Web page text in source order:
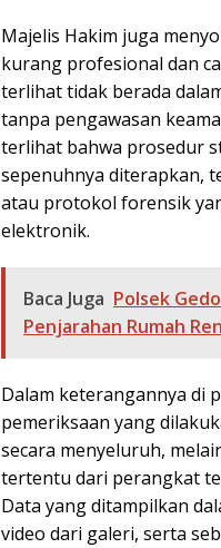
Majelis Hakim juga
kurang profesional dan
terlihat tidak berada
tanpa pengawasan
terlihat bahwa prosedur
sepenuhnya diterapkan,
atau protokol forensik
elektronik.
Baca Juga Polsek
Penjarahan Rumah
Dalam keterangannya di
pemeriksaan yang
secara menyeluruh,
tertentu dari perangkat
Data yang ditampilkan
video dari galeri, serta